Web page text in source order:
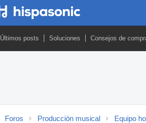
Últimos posts Soluciones Consejos de
Foros Producción musical Equipo